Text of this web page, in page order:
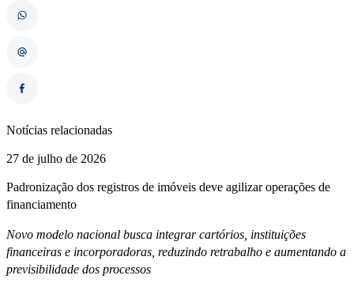
Notícias relacionadas
27 de julho de 2026
Padronização dos registros de imóveis deve agilizar operações de
financiamento
Novo modelo nacional busca integrar cartórios, instituições
financeiras e incorporadoras, reduzindo retrabalho e aumentando a
previsibilidade dos processos